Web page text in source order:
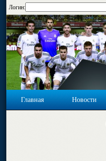
Логин:
Главная Новости